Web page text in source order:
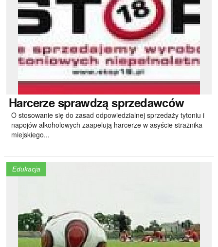
Harcerzesprawdzą sprzedawców
O stosowanie się do zasad odpowiedzialnej sprzedaży tytoniu i
napojów alkoholowych zaapelują harcerze w asyście strażnika
miejskiego...
Edukacja